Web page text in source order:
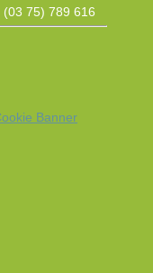
(03 75) 789 616
Banner